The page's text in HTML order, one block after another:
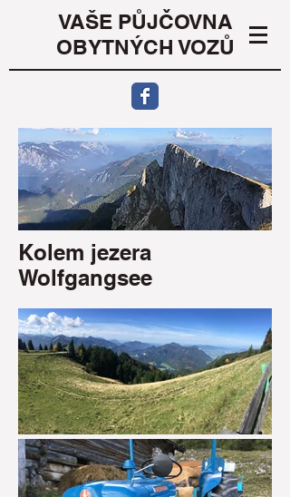
VAŠE PŮJČOVNA
OBYTNÝCH VOZŮ
Kolem jezera
Wolfgangsee